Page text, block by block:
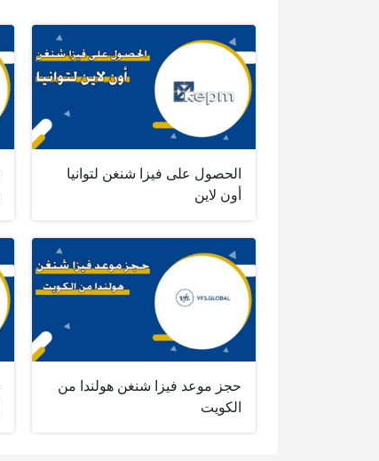
الحصول على فيزا شنغن لتوانيا
أون لاين
حجز موعد فيزا شنغن هولندا من
الكويت